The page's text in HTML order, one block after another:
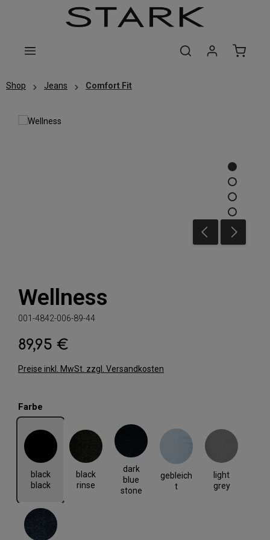
Zum Hauptinhalt springen
Shop Jeans Comfort Fit
Wellness
001-4842-006-89-44
Regulärer Preis:
89,95 €
Preise inkl. MwSt. zzgl. Versandkosten
Farbe
black
black
black black
black
rinse
black rinse
dark
blue
stone
dark blue stone
gebleich
t
gebleicht
light
grey
light grey
rinse blue